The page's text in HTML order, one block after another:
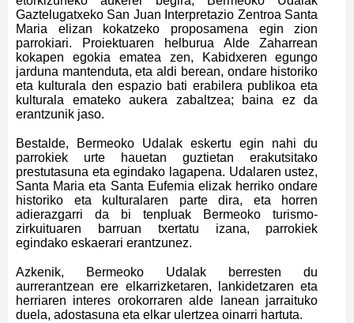
Gaztelugatxeko San Juan Interpretazio Zentroa Santa
Maria elizan kokatzeko proposamena egin zion
parrokiari. Proiektuaren helburua Alde Zaharrean
kokapen egokia ematea zen, Kabidxeren egungo
jarduna mantenduta, eta aldi berean, ondare historiko
eta kulturala den espazio bati erabilera publikoa eta
kulturala emateko aukera zabaltzea; baina ez da
erantzunik jaso.
Bestalde, Bermeoko Udalak eskertu egin nahi du
parrokiek urte hauetan guztietan erakutsitako
prestutasuna eta egindako lagapena. Udalaren ustez,
Santa Maria eta Santa Eufemia elizak herriko ondare
historiko eta kulturalaren parte dira, eta horren
adierazgarri da bi tenpluak Bermeoko turismo-
zirkuituaren barruan txertatu izana, parrokiek
egindako eskaerari erantzunez.
Azkenik, Bermeoko Udalak berresten du
aurrerantzean ere elkarrizketaren, lankidetzaren eta
herriaren interes orokorraren alde lanean jarraituko
duela, adostasuna eta elkar ulertzea oinarri hartuta.